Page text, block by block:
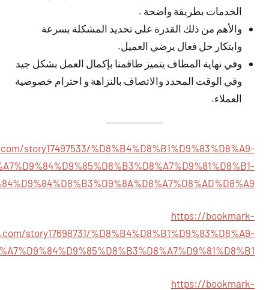
الخدمات بطريقة واضحة .
والأهم من ذلك القدرة على تحديد المشكلة بسرعة
وابتكار حل فعال يرضي العميل.
وفي نهاية المطاف يتميز طاقمنا بإكمال العمل بشكل جيد
وفي الوقت المحدد والاتصاف بالنزاهة و احترام خصوصية
العملاء.
story17497533/%D8%B4%D8%B1%D9%83%D8%A9-
https://bookmark-
story17698731/%D8%B4%D8%B1%D9%83%D8%A9-
https://bookmark-